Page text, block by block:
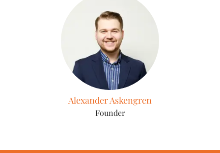
Alexander Askengren
Founder